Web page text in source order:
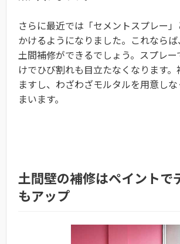
さらに最近では「セメントスプレー
かけるようになりました。これなら
土間補修ができるでしょう。スプレ
けでひび割れも目立たなくなります。
ますし、わざわざモルタルを用意し
まいます。
土間壁の補修はペイントで
もアップ